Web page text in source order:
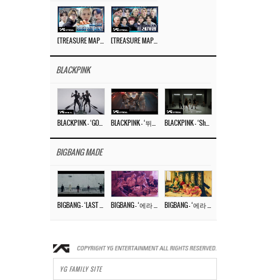
BLACKPINK
BIGBANG MADE
YG FAMILY SITE